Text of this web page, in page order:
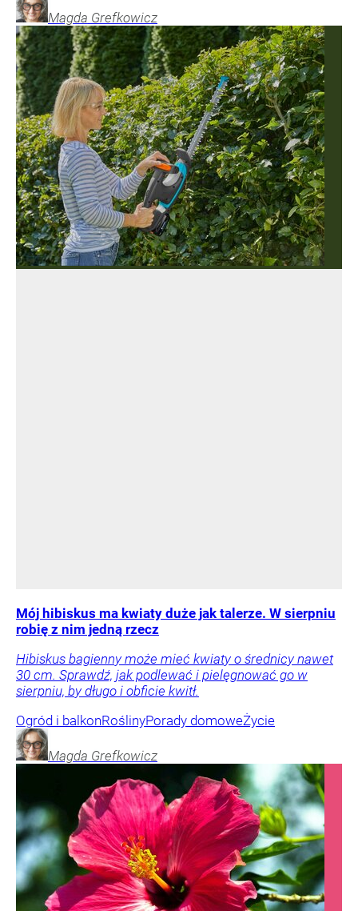
Magda Grefkowicz
Mój hibiskus ma kwiaty duże jak talerze. W sierpniu
robię z nim jedną rzecz
Hibiskus bagienny może mieć kwiaty o średnicy nawet
30 cm. Sprawdź, jak podlewać i pielęgnować go w
sierpniu, by długo i obficie kwitł.
Ogród i balkonRoślinyPorady domoweŻycie
Magda Grefkowicz